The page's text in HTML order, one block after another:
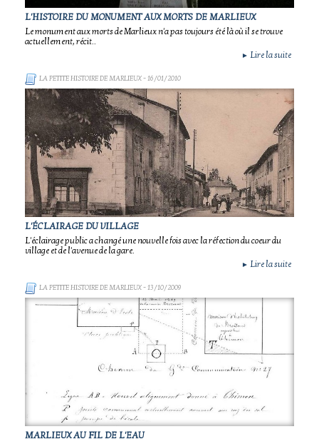
L'HISTOIRE DU MONUMENT AUX MORTS DE MARLIEUX
Le monument aux morts de Marlieux n'a pas toujours été là où il se trouve
actuellement, récit..
► Lire la suite
LA PETITE HISTOIRE DE MARLIEUX- 16/01/2010
L'ÉCLAIRAGE DU VILLAGE
L'éclairage public a changé une nouvelle fois avec la réfection du coeur du
village et de l'avenue de la gare.
► Lire la suite
LA PETITE HISTOIRE DE MARLIEUX- 13/10/2009
MARLIEUX AU FIL DE L'EAU